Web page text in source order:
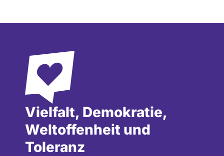
Vielfalt, Demokratie,
Weltoffenheit und
Toleranz